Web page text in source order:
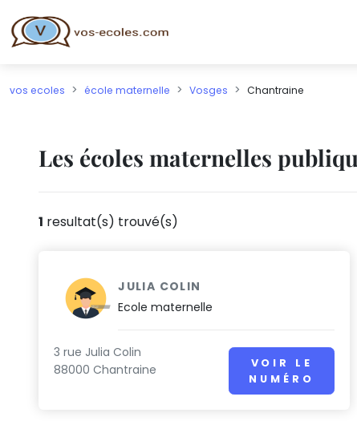
vos ecoles école maternelle Vosges Chantraine
Les écoles maternelles
1 resultat(s) trouvé(s)
JULIA COLIN
Ecole maternelle
3 rue Julia Colin
88000 Chantraine
VOIR LE
NUMÉRO